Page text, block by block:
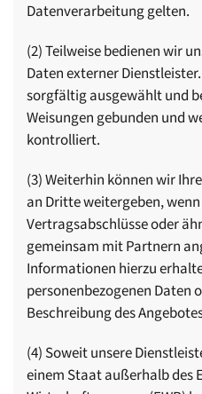
Datenverarbeitung gelten.
(2) Teilweise bedienen wir
Daten externer
sorgfältig ausgewählt und
Weisungen gebunden und
kontrolliert.
(3) Weiterhin können wir
an Dritte weitergeben,
Vertragsabschlüsse oder
gemeinsam mit Partnern
Informationen hierzu
personenbezogenen Daten
Beschreibung des
(4) Soweit unsere
einem Staat außerhalb des